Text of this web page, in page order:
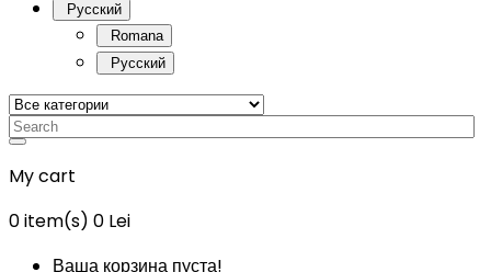
Русский
Romana
Русский
My cart
0item(s) 0 Lei
Ваша корзина пуста!